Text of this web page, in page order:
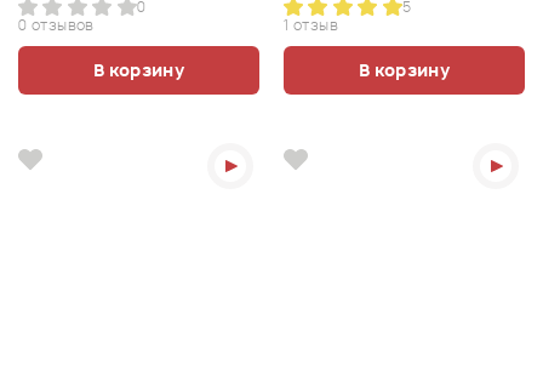
0
0 отзывов
В корзину
5
1 отзыв
В корзину